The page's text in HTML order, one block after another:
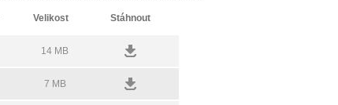
Velikost Stáhnout
14 MB
7 MB